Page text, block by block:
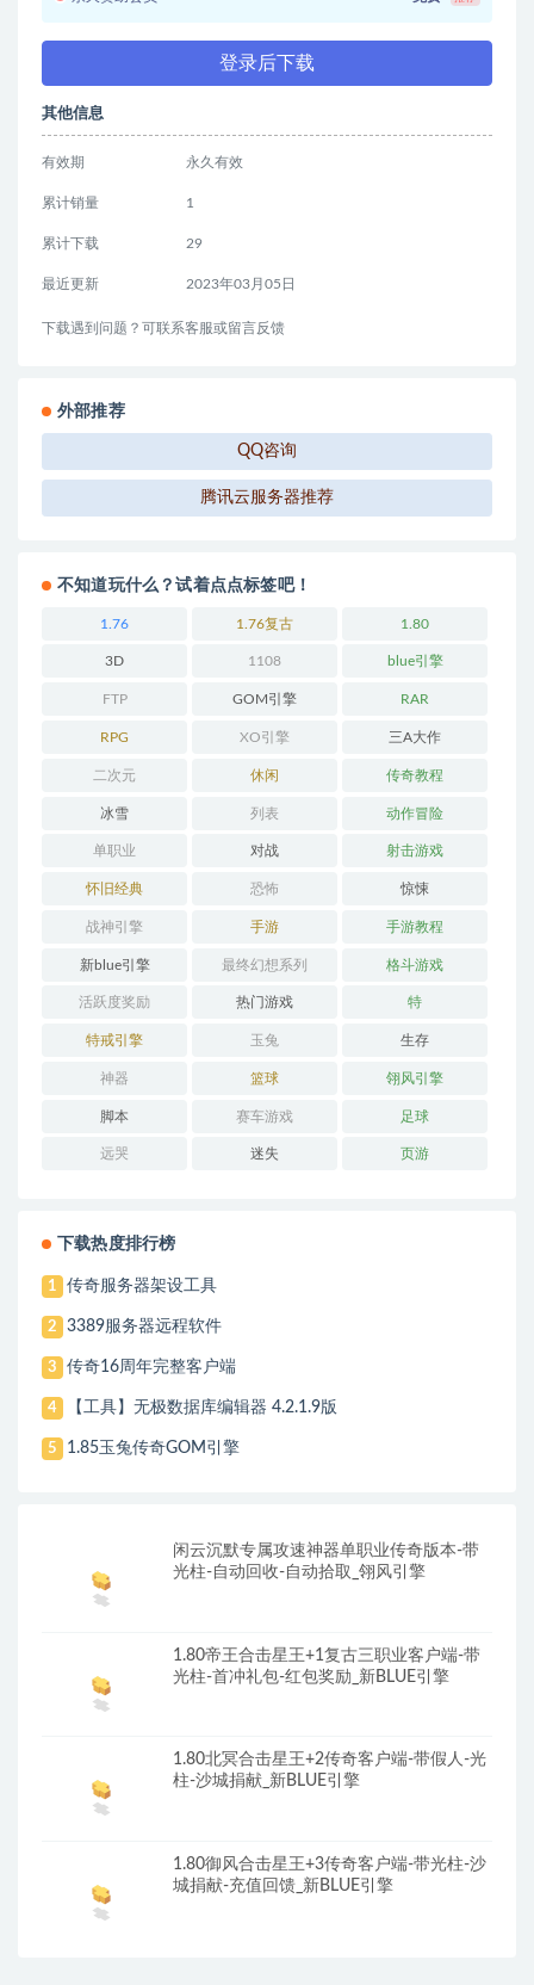
登录后下载
其他信息
有效期 永久有效
累计销量 1
累计下载 29
最近更新 2023年03月05日
下载遇到问题？可联系客服或留言反馈
外部推荐
QQ咨询
腾讯云服务器推荐
不知道玩什么？试着点点标签吧！
1.76 1.76复古 1.80
3D 1108 blue引擎
FTP GOM引擎 RAR
RPG XO引擎 三A大作
二次元 休闲 传奇教程
冰雪 列表 动作冒险
单职业 对战 射击游戏
怀旧经典 恐怖 惊悚
战神引擎 手游 手游教程
新blue引擎 最终幻想系列 格斗游戏
活跃度奖励 热门游戏 特
特戒引擎 玉兔 生存
神器 篮球 翎风引擎
脚本 赛车游戏 足球
远哭 迷失 页游
下载热度排行榜
1 传奇服务器架设工具
2 3389服务器远程软件
3 传奇16周年完整客户端
4 【工具】无极数据库编辑器 4.2.1.9版
5 1.85玉兔传奇GOM引擎
闲云沉默专属攻速神器单职业传奇版本-带
光柱-自动回收-自动拾取_翎风引擎
1.80帝王合击星王+1复古三职业客户端-带
光柱-首冲礼包-红包奖励_新BLUE引擎
1.80北冥合击星王+2传奇客户端-带假人-光
柱-沙城捐献_新BLUE引擎
1.80御风合击星王+3传奇客户端-带光柱-沙
城捐献-充值回馈_新BLUE引擎